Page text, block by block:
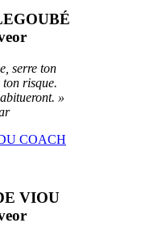
serre ton
risque.
»
COACH
VIOU